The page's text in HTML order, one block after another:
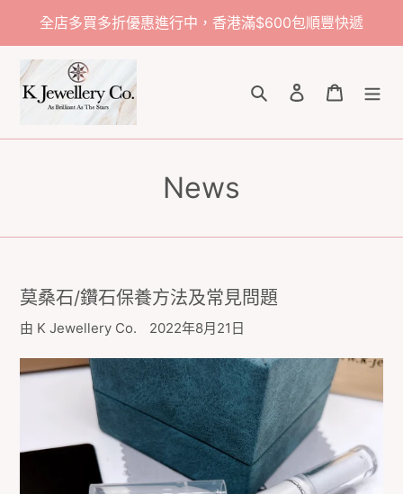
內
全店多買多折優惠進行中，香港滿$600包順豐快遞
搜尋 登入 購物車
News
莫桑石/鑽石保養方法及常見問題
由 K Jewellery Co. 2022年8月21日